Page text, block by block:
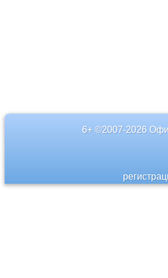
6+ ©2007-2026